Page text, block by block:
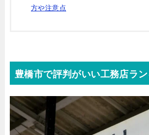
方や注意点
豊橋市で評判がいい工務店ラ